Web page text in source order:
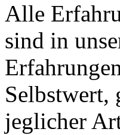
Alle
sind in
Selbstwert,
jeglicher